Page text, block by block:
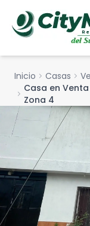
Inicio chevron_right Casas chevron_right
chevron_right Casa en
Zona 4